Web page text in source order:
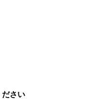
ださい